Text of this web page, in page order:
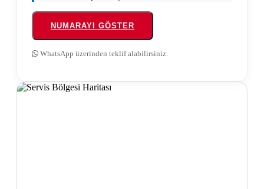
NUMARAYI GÖSTER
WhatsApp üzerinden teklif alabilirsiniz.